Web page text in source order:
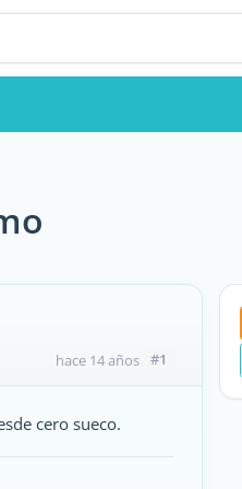
hace 14 años #1
cero sueco.